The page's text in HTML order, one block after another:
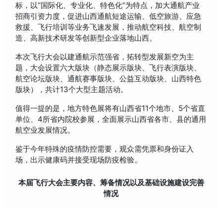
标，以“国际化、专业化、特色化”为特点，加大通航产业
招商引资力度，促进山西通航短途运输、低空旅游、应急
救援、飞行培训等业务飞速发展，推动航空科技、航空制
造、高新技术研发等创新型企业落地山西。
本次飞行大会以建通航示范强省，拓转型发展新空为主
题，大会设置六大版块（静态展示版块、飞行表演版块、
航空论坛版块、通航赛事版块、公益互动版块、山西特色
版块），共计13个大型主题活动。
值得一提的是，地方特色展将有山西省11个地市、5个省直
单位、4所省内院校参展，全面展示山西省各市、县的通用
航空业发展情况。
鉴于今年特殊的疫情防控需要，观众需凭票和身份证入
场，出示健康码并接受现场防疫检验。
本届飞行大会主要内容、筹备情况以及基础设施建设完善
情况